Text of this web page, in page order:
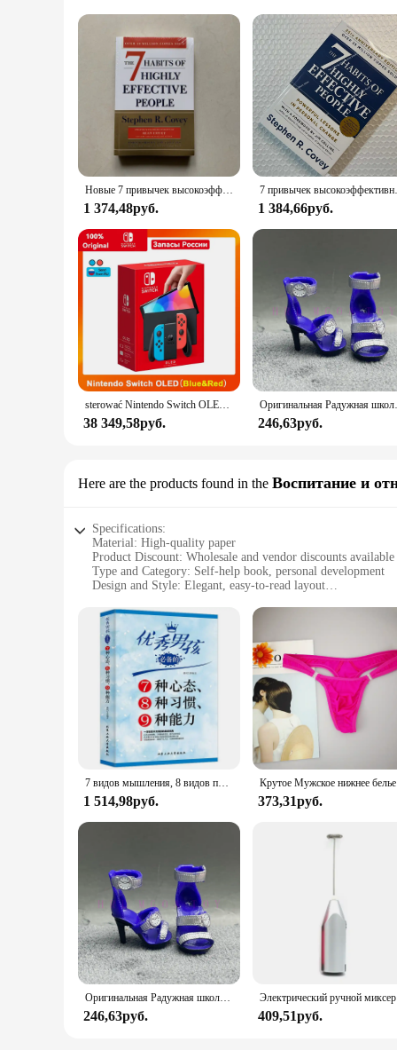
Shape or Size or Weight or Quantity: Standard book size,
Performance and Property: Insightful, actionable content
Features:
**Unlocking the Secrets to Success**
The 7 Habits Book is a comprehensive guide designed to
personal development, is a must-have for anyone looking
enjoyable read for a wide audience.
**Tailored for Every Reader**
Whether you're a seasoned professional seeking to
content is not only insightful but also actionable, providing
to carry around, ensuring that you can access its wisdom at
**A Valuable Tool for Vendors and Suppliers**
As a wholesale product, the 7 Habits Book is an excellent
individually. The book's practical and inspirational content
reliable choice for both personal and professional use.
Новые 7 привычек высокоэффективных людей от Stephen R. Книга в мягкой обложке Covey на английском языке
1 374,48руб.
7 привычек
1 384,66руб.
sterować Nintendo Switch OLED-модель, белый набор, 7-дюймовый цветной экран, ручка Joy Con, улучшенная аудиорегулируема консоль, стабильный режим телевизора
38 349,58руб.
Оригинальная
246,63руб.
Here are the products found in the Воспитание и
Specifications:
Material: High-quality paper
Product Discount: Wholesale and vendor discounts available
Type and Category: Self-help book, personal development
Design and Style: Elegant, easy-to-read layout
Typical Adaptive Scenario: Suitable for individuals seeking
Shape or Size or Weight or Quantity: Standard book size,
Features:
**Transformative Reading Experience**
Dive into the world of personal development with the 7
collection of words; it's a toolkit for personal growth that
7 Habits Book makes for an enjoyable and enlightening
**Wholesale and Vendor Opportunities**
Are you a vendor or a bookstore looking to expand your
improvement. With wholesale and vendor discounts
an ideal choice for book clubs, educational institutions, or
**Versatile Application for Everyone**
Whether you're a student, a professional, or simply
thought-provoking insights are suitable for individuals at
ensuring that you can access its wisdom and guidance
7 видов мышления, 8 видов привычек и 9 видов возможностей, которые должны иметь отличные мальчики, книги для обучения детей.
1 514,98руб. 373,31руб.
Оригинальная Радужная школьная кукла, можно выбрать обувь, каблук, сапоги, игрушки для девочек «сделай сам»
246,63руб. 409,51руб.